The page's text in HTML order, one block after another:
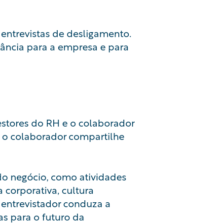
de desligamento.
para a empresa e para
do RH e o colaborador
o colaborador compartilhe
negócio, como atividades
corporativa, cultura
conduza a
para o futuro da